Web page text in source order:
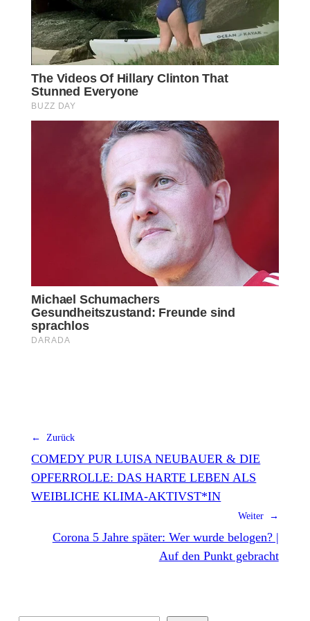
← Zurück
COMEDY PUR LUISA NEUBAUER & DIE
OPFERROLLE: DAS HARTE LEBEN ALS
WEIBLICHE KLIMA-AKTIVST*IN
Weiter →
Corona 5 Jahre später: Wer wurde belogen? |
Auf den Punkt gebracht